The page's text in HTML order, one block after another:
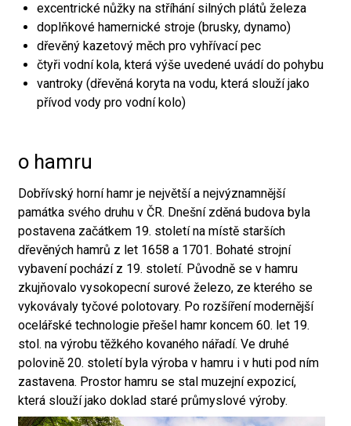
excentrické nůžky na stříhání silných plátů železa
doplňkové hamernické stroje (brusky, dynamo)
dřevěný kazetový měch pro vyhřívací pec
čtyři vodní kola, která výše uvedené uvádí do pohybu
vantroky (dřevěná koryta na vodu, která slouží jako
přívod vody pro vodní kolo)
o hamru
Dobřívský horní hamr je největší a nejvýznamnější
památka svého druhu v ČR. Dnešní zděná budova byla
postavena začátkem 19. století na místě starších
dřevěných hamrů z let 1658 a 1701. Bohaté strojní
vybavení pochází z 19. století. Původně se v hamru
zkujňovalo vysokopecní surové železo, ze kterého se
vykovávaly tyčové polotovary. Po rozšíření modernější
ocelářské technologie přešel hamr koncem 60. let 19.
stol. na výrobu těžkého kovaného nářadí. Ve druhé
polovině 20. století byla výroba v hamru i v huti pod ním
zastavena. Prostor hamru se stal muzejní expozicí,
která slouží jako doklad staré průmyslové výroby.